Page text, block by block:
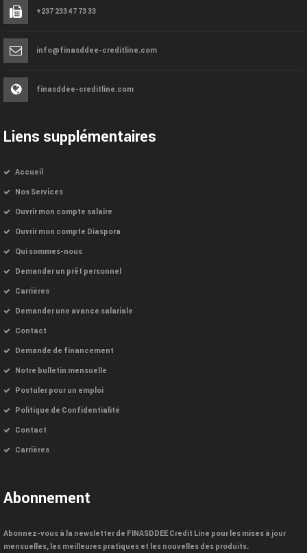
+237 233 47 73 33
info@finasddee-creditline.com
finasddee-creditline.com
Liens supplémentaires
Accueil
Nos Services
Ouvrir mon compte salaire
Ouvrir mon compte Diaspora
Qui sommes-nous
Demander un prêt personnel
Carrières
Demander une avance salariale
Contact
Demande de financement
Notre bulletin mensuelle
Postuler pour un emploi
Politique de Confidentialité
Contact
Carrières
Abonnement
Abonnez-vous à la newsletter de FINASDDEE Credit Line pour les mises à jour
mensuelles, les meilleures pratiques et les nouvelles des produits.